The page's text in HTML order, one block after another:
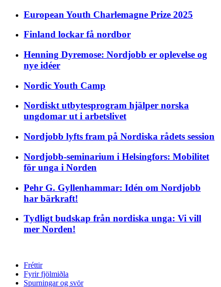
European Youth Charlemagne Prize 2025
Finland lockar få nordbor
Henning Dyremose: Nordjobb er oplevelse og
nye idéer
Nordic Youth Camp
Nordiskt utbytesprogram hjälper norska
ungdomar ut i arbetslivet
Nordjobb lyfts fram på Nordiska rådets session
Nordjobb-seminarium i Helsingfors: Mobilitet
för unga i Norden
Pehr G. Gyllenhammar: Idén om Nordjobb
har bärkraft!
Tydligt budskap från nordiska unga: Vi vill
mer Norden!
Fréttir
Fyrir fjölmiðla
Spurningar og svör